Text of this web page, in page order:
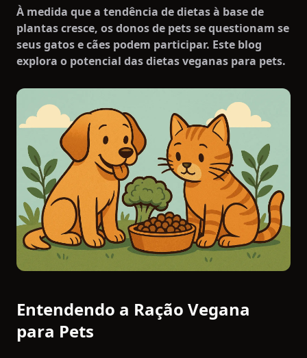
À medida que a tendência de dietas à base de
plantas cresce, os donos de pets se questionam se
seus gatos e cães podem participar. Este blog
explora o potencial das dietas veganas para pets.
Entendendo a Ração Vegana
para Pets